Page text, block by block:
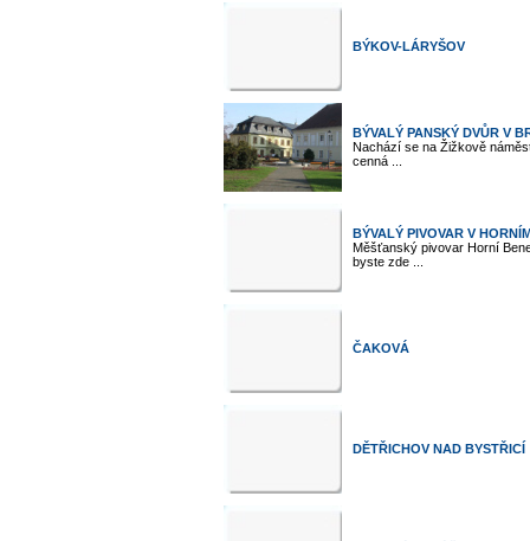
BÝKOV-LÁRYŠOV
BÝVALÝ PANSKÝ DVŮR V
Nachází se na Žižkově
cenná ...
BÝVALÝ PIVOVAR V
Měšťanský pivovar Horní
byste zde ...
ČAKOVÁ
DĚTŘICHOV NAD BYSTŘICÍ